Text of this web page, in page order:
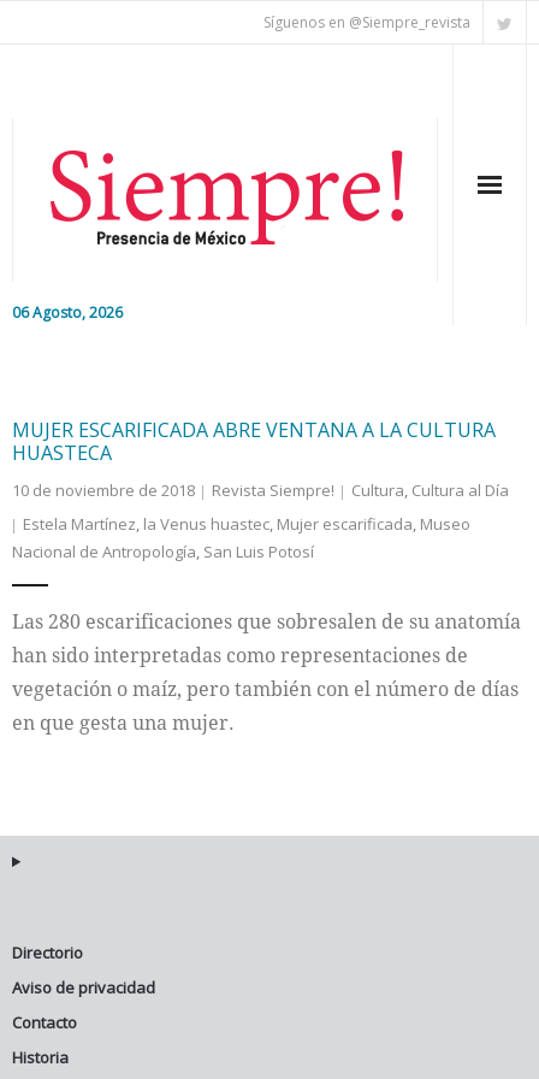
Síguenos en @Siempre_revista
06 Agosto, 2026
Colaboradores
Cultura
MUJER ESCARIFICADA ABRE VENTANA A LA CULTURA
HUASTECA
10 de noviembre de 2018 Revista Siempre! Cultura, Cultura al Día
Estela Martínez, la Venus huastec, Mujer escarificada, Museo
Nacional de Antropología, San Luis Potosí
Las 280 escarificaciones que sobresalen de su anatomía
han sido interpretadas como representaciones de
vegetación o maíz, pero también con el número de días
en que gesta una mujer.
Directorio
Aviso de privacidad
Contacto
Historia